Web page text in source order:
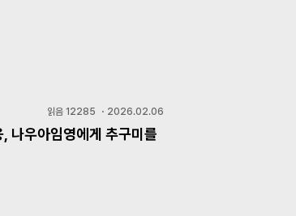
읽음 12285 ・ 2026.02.06
나우아임영에게 추구미를